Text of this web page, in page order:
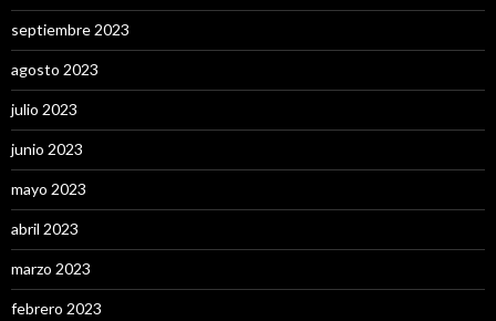
septiembre 2023
agosto 2023
julio 2023
junio 2023
mayo 2023
abril 2023
marzo 2023
febrero 2023